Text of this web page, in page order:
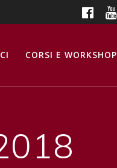
CORSI E WORKSHOP